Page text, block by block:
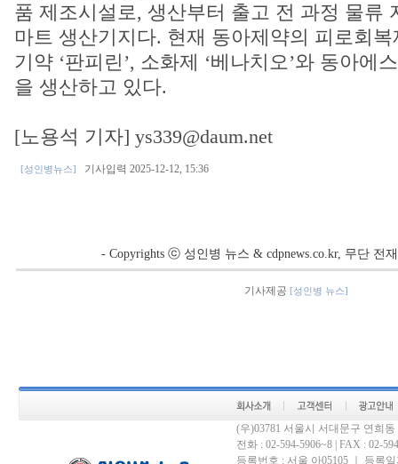
품 제조시설로, 생산부터 출고 전 과정 물류
마트 생산기지다. 현재 동아제약의 피로회복
기약 ‘판피린’, 소화제 ‘베나치오’와 동아에
을 생산하고 있다.
[노용석 기자] ys339@daum.net
[성인병뉴스] 기사입력 2025-12-12, 15:36
- Copyrights ⓒ 성인병 뉴스 & cdpnews.co.kr, 무단 전
기사제공 [성인병 뉴스]
(우)03781 서울시 서대문구 연희
전화 : 02-594-5906~8 | FAX : 02-
등록번호 : 서울 아05105 ｜ 등록